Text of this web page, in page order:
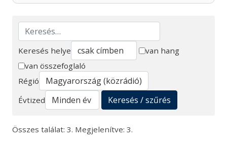
Keresés
Keresés helye
van hang
van összefoglaló
Régió
Évtized
Keresés / szűrés
Összes találat: 3. Megjelenítve: 3.